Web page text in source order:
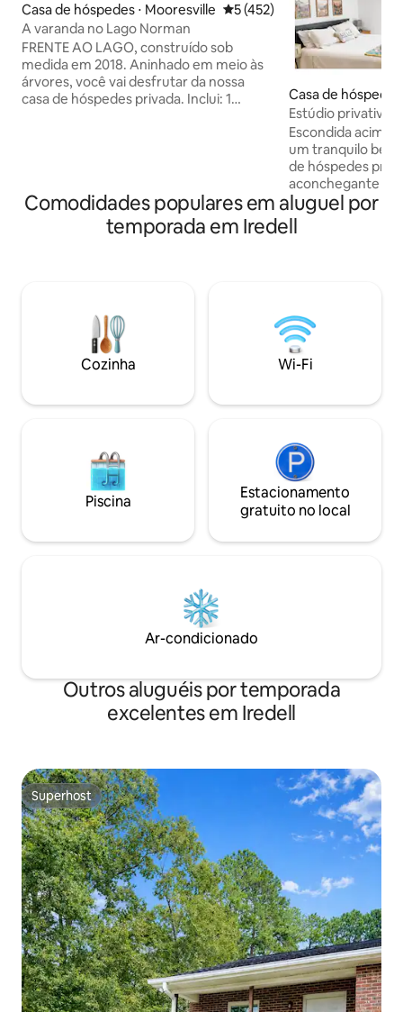
Casa de hóspedes ⋅ Mooresville 5 de uma avaliação média de
5 (452)
A varanda no Lago Norman
​FRENTE AO LAGO, construído sob
medida em 2018. Aninhado em meio às
árvores, você vai desfrutar da nossa
casa de hóspedes privada. Inclui: 1
e luzes do céu. Desfrute de pesca,
natação, caiaque e passeio de pedal boat
a partir do cais do proprietário.
separada com seu próprio HVAC.
Casa de
Estúdio privativo
da I-77 e do
Escondida acima
um tranquilo
de hóspedes
aconchegante
apenas 5 minutos
minutos do
passagens,
Keurig e seu próprio
com tigelas,
panos para patas
fornecidos. Self
Comodidades populares em aluguel por
temporada em Iredell
Cozinha Wi-Fi
Piscina
Estacionamento
gratuito no local
Ar-condicionado
Outros aluguéis por temporada
excelentes em Iredell
Superhost
Superhost